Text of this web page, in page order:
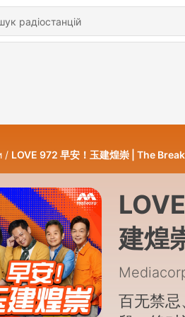
LOVE 972 早安！玉建煌崇 | The
建煌
百无禁